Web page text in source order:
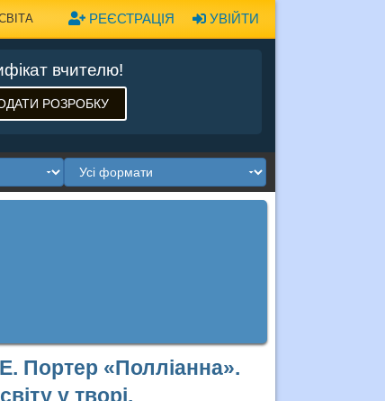
УВІЙТИ
РЕЄСТРАЦІЯ
вчителю!
РОЗРОБКУ
Портер «Полліанна».
у творі.